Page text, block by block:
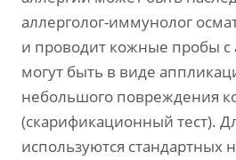
аллерголог-иммунолог
и проводит кожные пробы
могут быть в виде
небольшого повреждения
(скарификационный тест).
используются стандартных